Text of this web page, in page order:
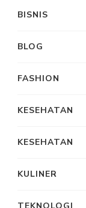
BISNIS
BLOG
FASHION
KESEHATAN
KESEHATAN
KULINER
TEKNOLOGI